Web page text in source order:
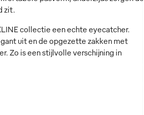
zit.
collectie een echte eyecatcher.
uit en de opgezette zakken met
Zo is een stijlvolle verschijning in